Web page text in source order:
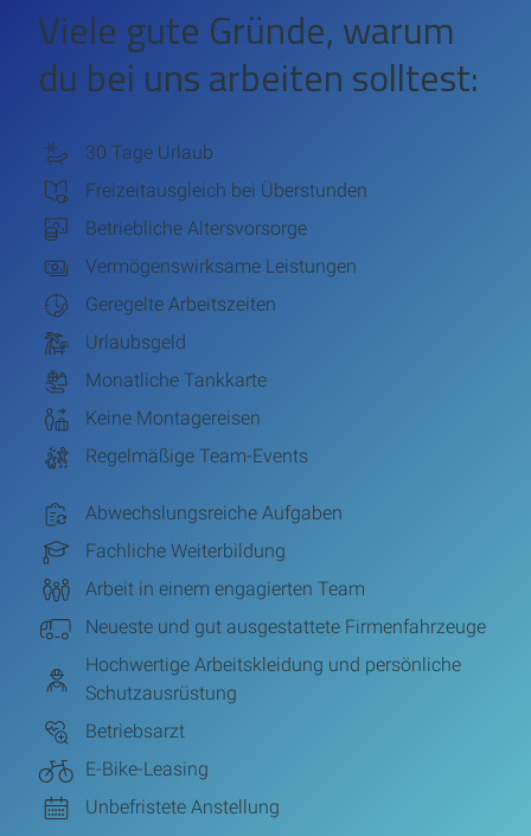
Viele gute Gründe, warum
du bei uns arbeiten solltest:
30 Tage Urlaub
Freizeitausgleich bei Überstunden
Betriebliche Altersvorsorge
Vermögenswirksame Leistungen
Geregelte Arbeitszeiten
Urlaubsgeld
Monatliche Tankkarte
Keine Montagereisen
Regelmäßige Team-Events
Abwechslungsreiche Aufgaben
Fachliche Weiterbildung
Arbeit in einem engagierten Team
Neueste und gut ausgestattete Firmenfahrzeuge
Hochwertige Arbeitskleidung und persönliche
Schutzausrüstung
Betriebsarzt
E-Bike-Leasing
Unbefristete Anstellung